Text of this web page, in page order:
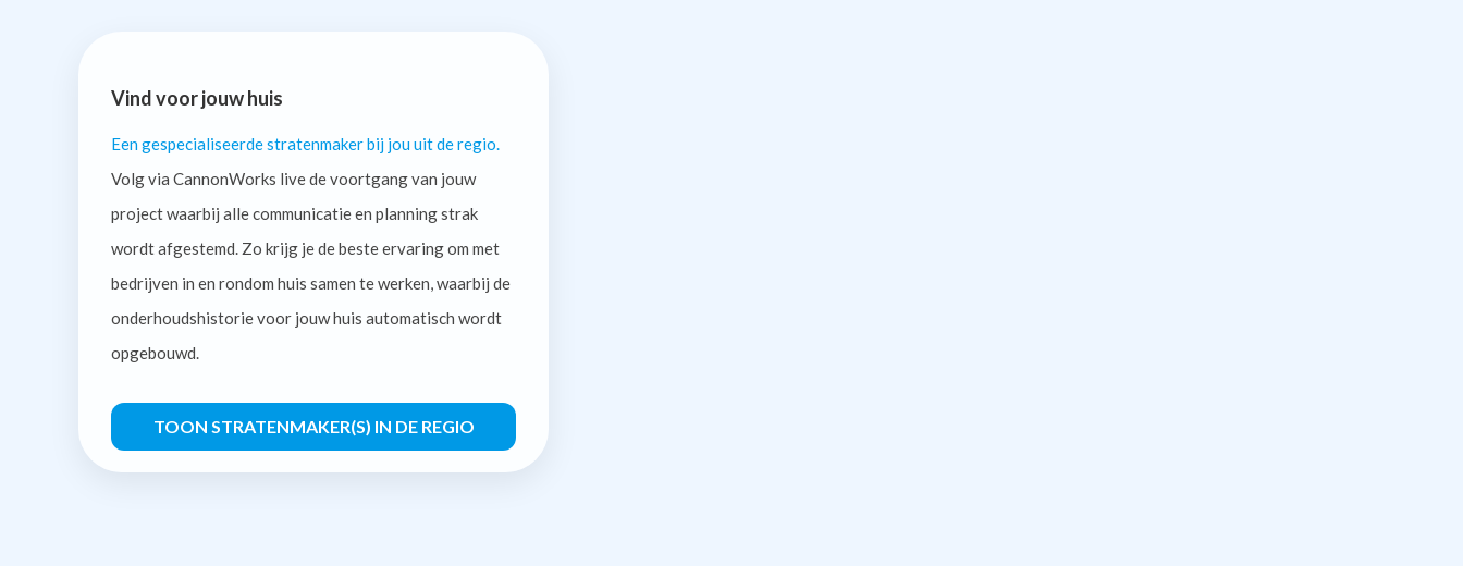
Vind voor jouw huis
Een gespecialiseerde stratenmaker bij jou uit de regio.
Volg via CannonWorks live de voortgang van jouw
project waarbij alle communicatie en planning strak
wordt afgestemd. Zo krijg je de beste ervaring om met
bedrijven in en rondom huis samen te werken, waarbij de
onderhoudshistorie voor jouw huis automatisch wordt
opgebouwd.
TOON STRATENMAKER(S) IN DE REGIO